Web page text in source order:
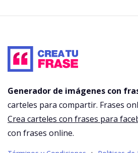
Generador de imágenes con
carteles para compartir. Frases
Crea carteles con frases para
con frases online.